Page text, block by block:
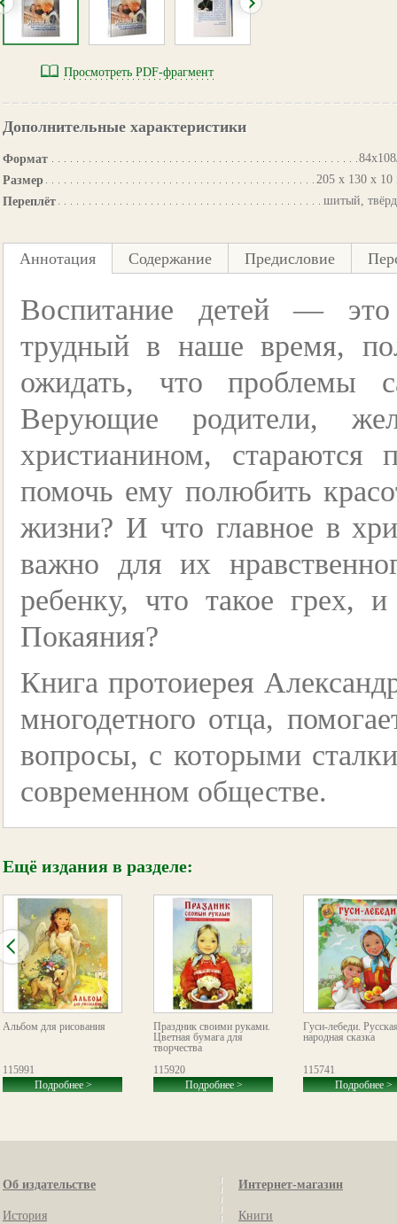
Просмотреть PDF-фрагмент
Дополнительные характеристики
Формат
Размер
205 х 130 х
Переплёт
шитый,
Аннотация Содержание Предисловие
Воспитание детей — это
трудный в наше время,
ожидать, что проблемы
Верующие родители,
христианином,
помочь ему полюбить
жизни? И что главное в
важно для их
ребенку, что такое грех,
Покаяния?
Книга протоиерея
многодетного отца,
вопросы, с которыми
современном обществе.
Ещё издания в разделе:
Альбом для рисования
115991
Подробнее >
Праздник своими руками.
Цветная бумага для
творчества
115920
Подробнее >
Гуси-лебеди.
народная сказка
115741
Подробнее >
Об издательстве
История
Интернет-магазин
Книги